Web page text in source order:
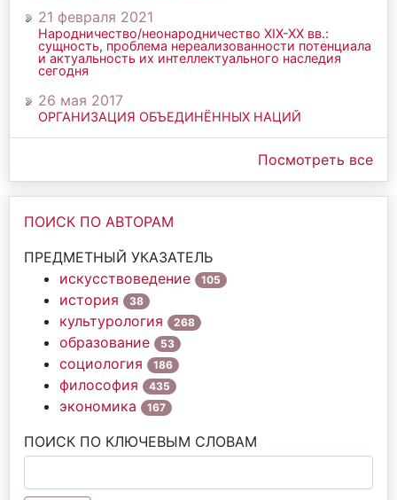
21 февраля 2021
Народничество/неонародничество ХIХ-ХХ вв.:
сущность, проблема нереализованности потенциала
и актуальность их интеллектуального наследия
сегодня
26 мая 2017
ОРГАНИЗАЦИЯ ОБЪЕДИНЁННЫХ НАЦИЙ
Посмотреть все
ПОИСК ПО АВТОРАМ
ПРЕДМЕТНЫЙ УКАЗАТЕЛЬ
искусствоведение
105
история 38
культурология 268
образование 53
социология 186
философия 435
экономика 167
ПОИСК ПО КЛЮЧЕВЫМ СЛОВАМ